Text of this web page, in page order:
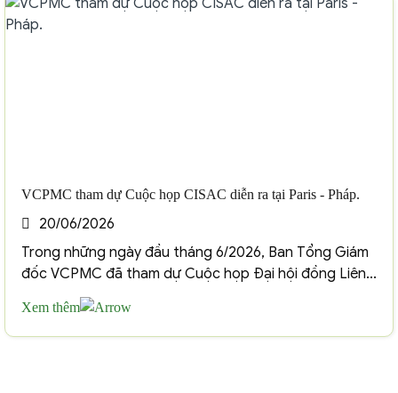
VCPMC tham dự Cuộc họp CISAC diễn ra tại Paris - Pháp.
20/06/2026
Trong những ngày đầu tháng 6/2026, Ban Tổng Giám
đốc VCPMC đã tham dự Cuộc họp Đại hội đồng Liên...
Xem thêm